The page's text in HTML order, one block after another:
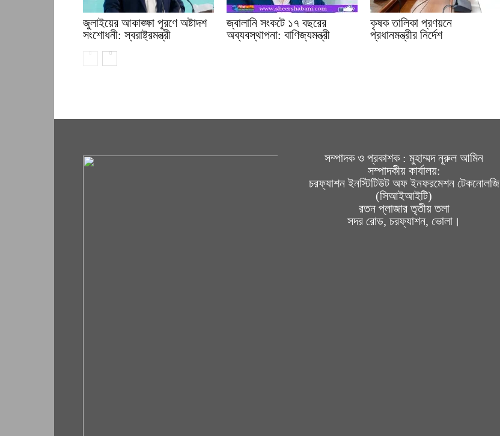
জুলাইয়ের আকাঙ্ক্ষা পূরণে অষ্টাদশ
সংশোধনী: স্বরাষ্ট্রমন্ত্রী
জ্বালানি সংকটে ১৭ বছরের
অব্যবস্থাপনা: বাণিজ্যমন্ত্রী
কৃষক তালিকা প্রণয়নে
প্রধানমন্ত্রীর নির্দেশ
সম্পাদক ও প্রকাশক : মুহাম্মদ নূরুল আমিন
সম্পাদকীয় কার্যালয়:
চরফ্যাশন ইনস্টিটিউট অফ ইনফরমেশন টেকনোলজি
(সিআইআইটি)
রতন প্লাজার তৃতীয় তলা
সদর রোড, চরফ্যাশন, ভোলা।